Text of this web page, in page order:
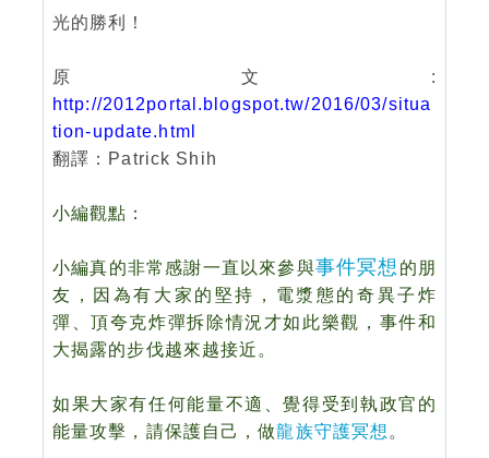
光的勝利！
原文:
http://2012portal.blogspot.tw/2016/03/situa
tion-update.html
翻譯：Patrick Shih
小編觀點：
小編真的非常感謝一直以來參與事件冥想 的朋
友，因為有大家的堅持，電漿態的奇異子炸
彈、頂夸克炸彈拆除情況才如此樂觀，事件和
大揭露的步伐越來越接近。
如果大家有任何能量不適、覺得受到執政官的
能量攻擊，請保護自己，做龍族守護冥想 。